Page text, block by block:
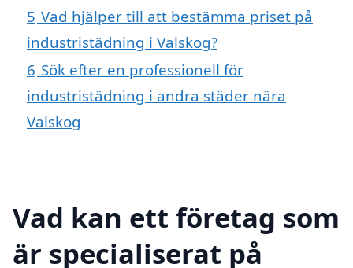
5 Vad hjälper till att bestämma priset på
industristädning i Valskog?
6 Sök efter en professionell för
industristädning i andra städer nära
Valskog
Vad kan ett företag som
är specialiserat på